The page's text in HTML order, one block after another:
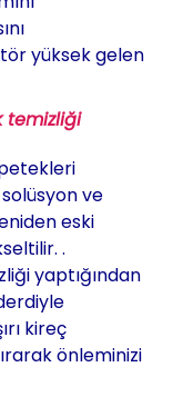
yüksek gelen
temizliği
ve
eski
.
yaptığından
kireç
önleminizi